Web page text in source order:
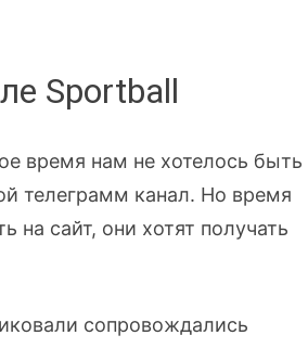
Sportball
время нам не хотелось быть
телеграмм канал. Но время
на сайт, они хотят получать
сопровождались